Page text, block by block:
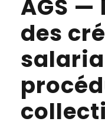
AGS —
des